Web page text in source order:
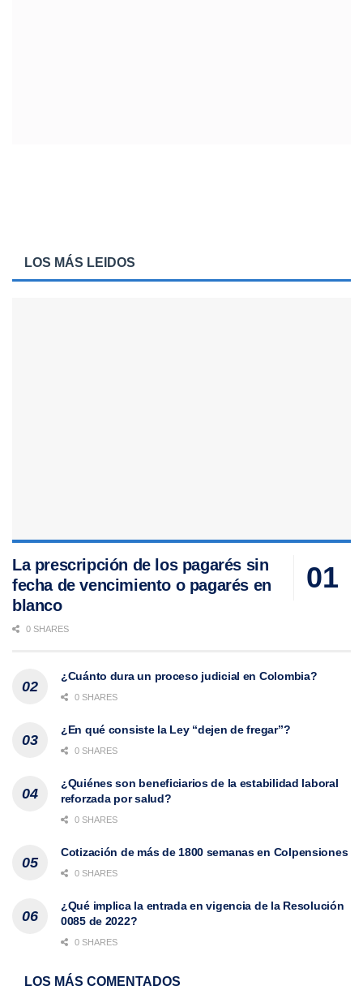
LOS MÁS LEIDOS
La prescripción de los pagarés sin
fecha de vencimiento o pagarés en
blanco
0 SHARES
¿Cuánto dura un proceso judicial en Colombia?
0 SHARES
¿En qué consiste la Ley “dejen de fregar”?
0 SHARES
¿Quiénes son beneficiarios de la estabilidad laboral
reforzada por salud?
0 SHARES
Cotización de más de 1800 semanas en Colpensiones
0 SHARES
¿Qué implica la entrada en vigencia de la Resolución
0085 de 2022?
0 SHARES
LOS MÁS COMENTADOS